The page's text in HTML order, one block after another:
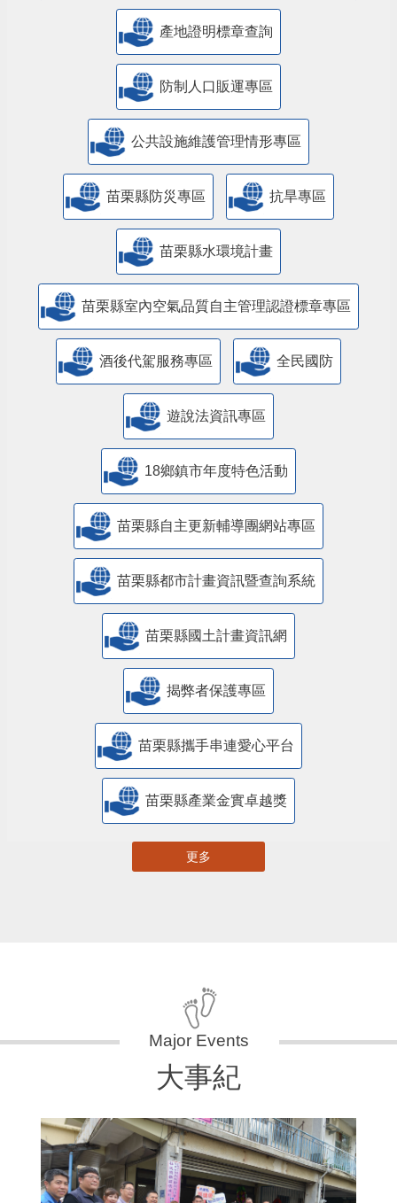
產地證明標章查詢
防制人口販運專區
​公共設施維護管理情形專區
苗栗縣防災專區 抗旱專區
苗栗縣水環境計畫
苗栗縣室內空氣品質自主管理認證標章專區
酒後代駕服務專區 全民國防
遊說法資訊專區
18鄉鎮市年度特色活動
苗栗縣自主更新輔導團網站專區
苗栗縣都市計畫資訊暨查詢系統
苗栗縣國土計畫資訊網
揭弊者保護專區
苗栗縣攜手串連愛心平台
苗栗縣產業金實卓越獎
更多
大事紀